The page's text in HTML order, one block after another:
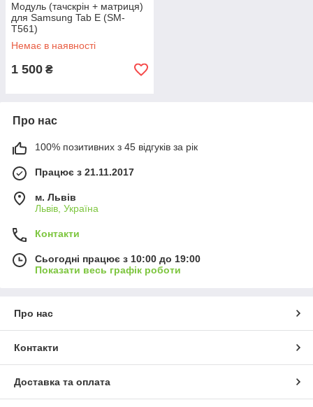
Модуль (тачскрін + матриця)
для Samsung Tab E (SM-
T561)
Немає в наявності
1 500 ₴
Про нас
100% позитивних з 45 відгуків за рік
Працює з 21.11.2017
м. Львів
Львів, Україна
Контакти
Сьогодні працює з 10:00 до 19:00
Показати весь графік роботи
Про нас
Контакти
Доставка та оплата